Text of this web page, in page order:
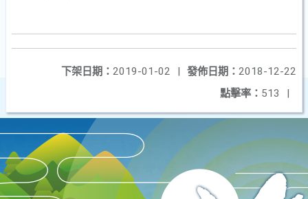
發佈日期： 2018-12-22
下架日期： 2019-01-02
|
點擊率： 513 |